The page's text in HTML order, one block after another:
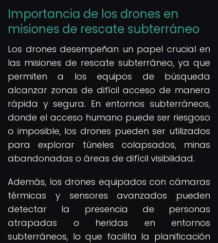
Importancia de los drones en
misiones de rescate subterráneo
Los drones desempeñan un papel crucial en
las misiones de rescate subterráneo, ya que
permiten a los equipos de búsqueda
alcanzar zonas de difícil acceso de manera
rápida y segura. En entornos subterráneos,
donde el acceso humano puede ser riesgoso
o imposible, los drones pueden ser utilizados
para explorar túneles colapsados, minas
abandonadas o áreas de difícil visibilidad.
Además, los drones equipados con cámaras
térmicas y sensores avanzados pueden
detectar la presencia de personas
atrapadas o heridas en entornos
subterráneos, lo que facilita la planificación